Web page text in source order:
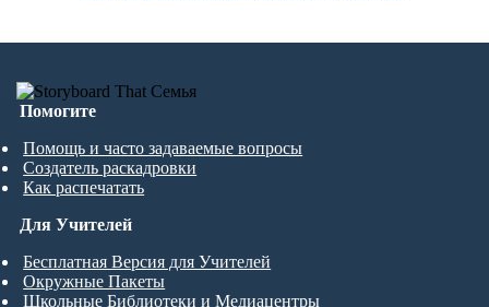
Помогите
Помощь и часто задаваемые вопросы
Создатель раскадровки
Как распечатать
Для Учителей
Бесплатная Версия для Учителей
Окружные Пакеты
Школьные Библиотеки и Медиацентры